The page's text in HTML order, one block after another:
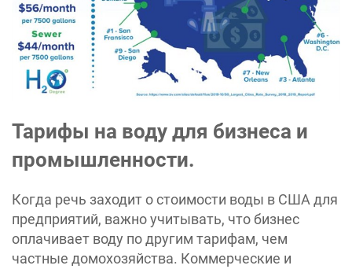
Тарифы на воду для бизнеса и
промышленности.
Когда речь заходит о стоимости воды в США для
предприятий, важно учитывать, что бизнес
оплачивает воду по другим тарифам, чем
частные домохозяйства. Коммерческие и